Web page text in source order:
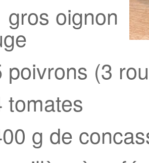
gros oignon
poivrons (3
tomates
g de